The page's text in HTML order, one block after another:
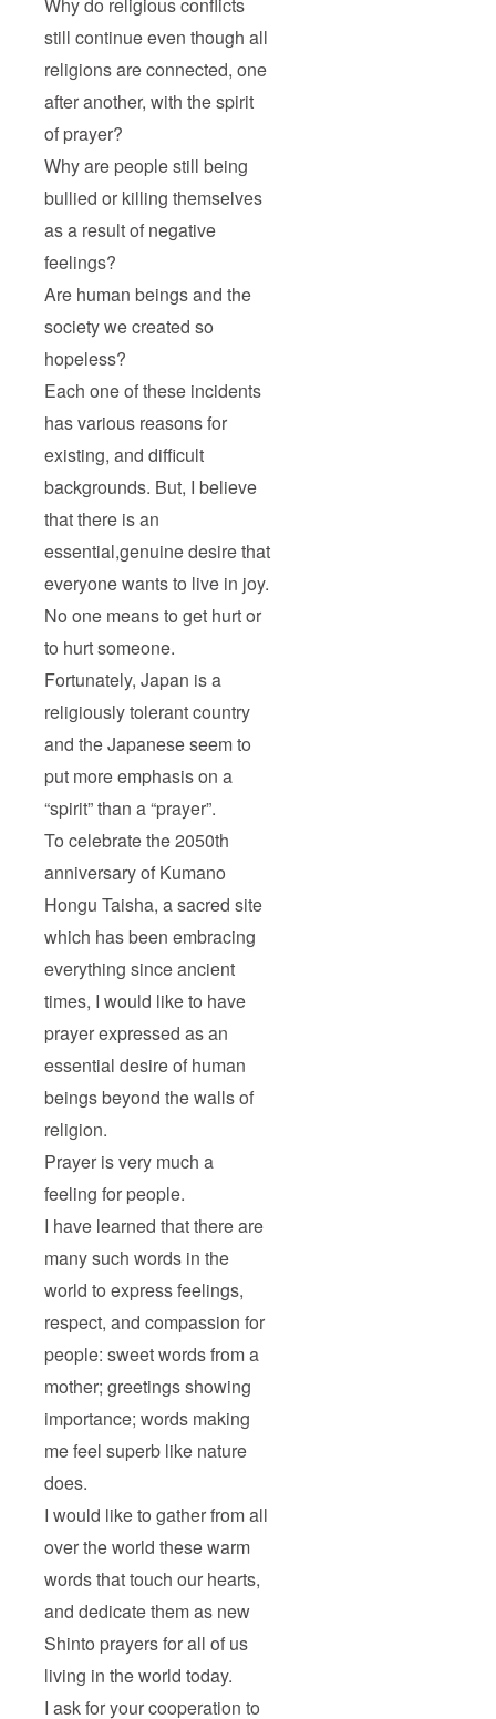
still continue even though all
religions are connected, one
after another, with the spirit
of prayer?
Why are people still being
bullied or killing themselves
as a result of negative
feelings?
Are human beings and the
society we created so
hopeless?
Each one of these incidents
has various reasons for
existing, and difficult
backgrounds. But, I believe
that there is an
essential,genuine desire that
everyone wants to live in joy.
No one means to get hurt or
to hurt someone.
Fortunately, Japan is a
religiously tolerant country
and the Japanese seem to
put more emphasis on a
“spirit” than a “prayer”.
To celebrate the 2050th
anniversary of Kumano
Hongu Taisha, a sacred site
which has been embracing
everything since ancient
times, I would like to have
prayer expressed as an
essential desire of human
beings beyond the walls of
religion.
Prayer is very much a
feeling for people.
I have learned that there are
many such words in the
world to express feelings,
respect, and compassion for
people: sweet words from a
mother; greetings showing
importance; words making
me feel superb like nature
does.
I would like to gather from all
over the world these warm
words that touch our hearts,
and dedicate them as new
Shinto prayers for all of us
living in the world today.
I ask for your cooperation to